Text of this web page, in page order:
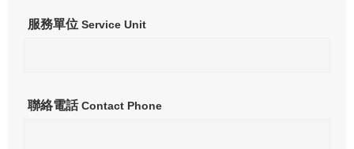
服務單位 Service Unit
聯絡電話 Contact Phone